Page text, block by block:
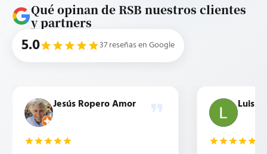
Qué opinan de RSB nuestros clientes
y partners
5.0 37 reseñas en Google
Jesús Ropero Amor Luis